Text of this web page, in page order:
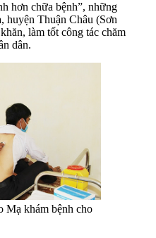
hơn chữa bệnh”, những
huyện Thuận Châu (Sơn
làm tốt công tác chăm
dân.
Mạ khám bệnh cho